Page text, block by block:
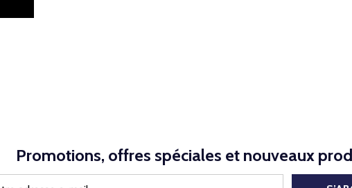
Promotions, offres spéciales et nouveaux